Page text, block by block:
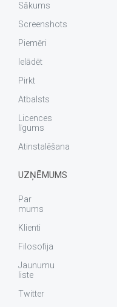
Sākums
Screenshots
Piemēri
Ielādēt
Pirkt
Atbalsts
Licences
līgums
Atinstalēšana
UZŅĒMUMS
Par
mums
Klienti
Filosofija
Jaunumu
liste
Twitter